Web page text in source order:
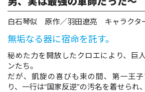
リキューレ
コミックパルフェ
白石琴似 原作／羽田遼亮 キャラクタ
無垢なる器に宿命を託す。
秘めた力を開放したクロエにより、巨
ンたち。
だが、凱旋の喜びも束の間、第一王
り、一行は“国家反逆”の汚名を着せられ